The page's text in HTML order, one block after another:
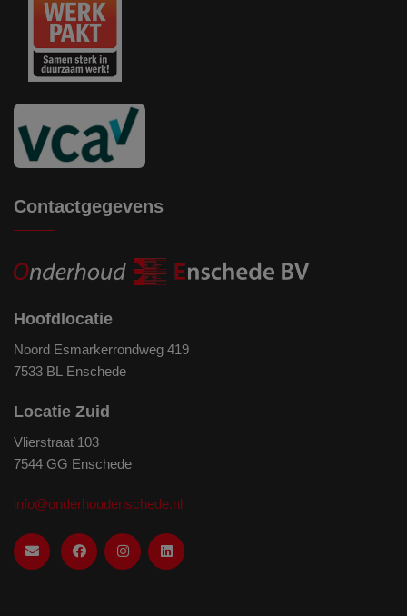
Contactgegevens
Hoofdlocatie
Noord Esmarkerrondweg 419
7533 BL Enschede
Locatie Zuid
Vlierstraat 103
7544 GG Enschede
info@onderhoudenschede.nl